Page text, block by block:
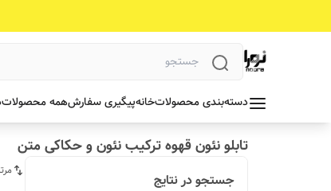
دسته‌بندی محصولاتخانهپیگیری سفارشهمه محصولات
تابلو نئون قهوه ترکیب نئون و حکاکی متن
جستجو در نتایج